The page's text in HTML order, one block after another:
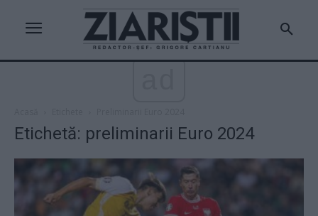
Etichetă: preliminarii Euro 2024